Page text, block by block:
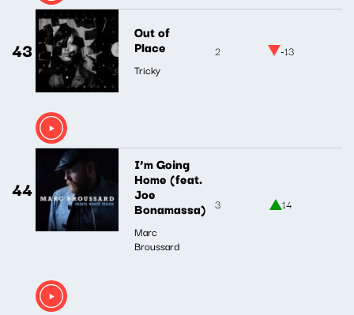
43
Out of
Place
Tricky
2 -13
44
I’m Going
Home (feat.
Joe
Bonamassa)
Marc
Broussard
3 14